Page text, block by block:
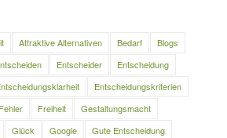
Attraktive Alternativen Bedarf
Blogs
Entscheider
Entscheidung
Entscheidungskriterien
Fehler Freiheit
Gestaltungsmacht
Glück Google Gute Entscheidung